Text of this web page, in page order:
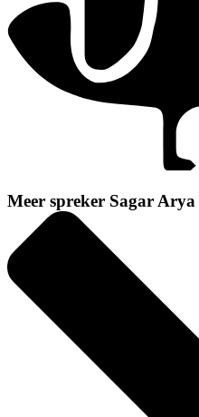
Meer spreker Sagar Arya